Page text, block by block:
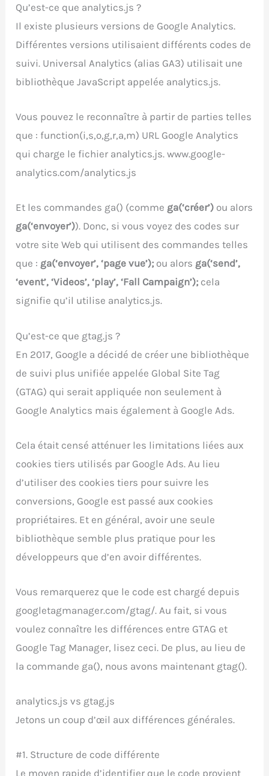
Qu’est-ce que analytics.js ?
Il existe plusieurs versions de Google Analytics.
Différentes versions utilisaient différents codes de
suivi. Universal Analytics (alias GA3) utilisait une
bibliothèque JavaScript appelée analytics.js.
Vous pouvez le reconnaître à partir de parties telles
que : function(i,s,o,g,r,a,m) URL Google Analytics
qui charge le fichier analytics.js. www.google-
analytics.com/analytics.js
Et les commandes ga() (comme ga(‘créer’) ou alors
ga(‘envoyer’)). Donc, si vous voyez des codes sur
votre site Web qui utilisent des commandes telles
que : ga(‘envoyer’, ‘page vue’); ou alors ga(‘send’,
‘event’, ‘Videos’, ‘play’, ‘Fall Campaign’); cela
signifie qu’il utilise analytics.js.
Qu’est-ce que gtag.js ?
En 2017, Google a décidé de créer une bibliothèque
de suivi plus unifiée appelée Global Site Tag
(GTAG) qui serait appliquée non seulement à
Google Analytics mais également à Google Ads.
Cela était censé atténuer les limitations liées aux
cookies tiers utilisés par Google Ads. Au lieu
d’utiliser des cookies tiers pour suivre les
conversions, Google est passé aux cookies
propriétaires. Et en général, avoir une seule
bibliothèque semble plus pratique pour les
développeurs que d’en avoir différentes.
Vous remarquerez que le code est chargé depuis
googletagmanager.com/gtag/. Au fait, si vous
voulez connaître les différences entre GTAG et
Google Tag Manager, lisez ceci. De plus, au lieu de
la commande ga(), nous avons maintenant gtag().
analytics.js vs gtag.js
Jetons un coup d’œil aux différences générales.
#1. Structure de code différente
Le moyen rapide d’identifier que le code provient